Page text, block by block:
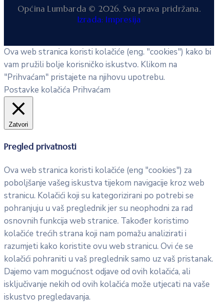
Općina Lumbarda © 2026. Sva prava pridržana.
Izrada: Impresija
Ova web stranica koristi kolačiće (eng. "cookies") kako bi
vam pružili bolje korisničko iskustvo. Klikom na
"Prihvaćam" pristajete na njihovu upotrebu.
Postavke kolačića Prihvaćam
Zatvori
Pregled privatnosti
Ova web stranica koristi kolačiće (eng "cookies") za
poboljšanje vašeg iskustva tijekom navigacije kroz web
stranicu. Kolačići koji su kategorizirani po potrebi se
pohranjuju u vaš preglednik jer su neophodni za rad
osnovnih funkcija web stranice. Također koristimo
kolačiće trećih strana koji nam pomažu analizirati i
razumjeti kako koristite ovu web stranicu. Ovi će se
kolačići pohraniti u vaš preglednik samo uz vaš pristanak.
Dajemo vam mogućnost odjave od ovih kolačića, ali
isključivanje nekih od ovih kolačića može utjecati na vaše
iskustvo pregledavanja.